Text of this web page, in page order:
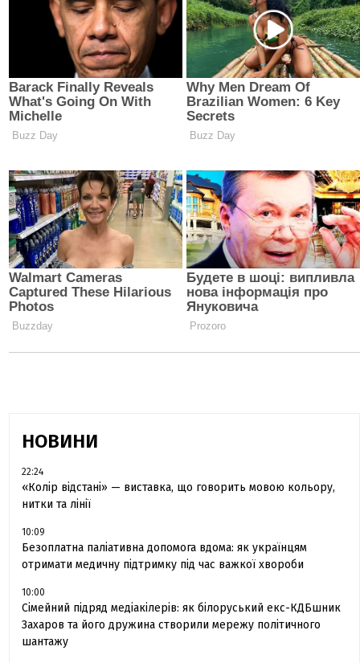
НОВИНИ
22:24
«Колір відстані» — виставка, що говорить мовою кольору,
нитки та лінії
10:09
Безоплатна паліативна допомога вдома: як українцям
отримати медичну підтримку під час важкої хвороби
10:00
Сімейний підряд медіакілерів: як білоруський екс-КДБшник
Захаров та його дружина створили мережу політичного
шантажу